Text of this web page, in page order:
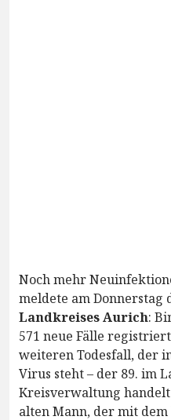
Noch mehr
meldete am Donnerstag
Landkreises Aurich:
571 neue Fälle
weiteren Todesfall, der
Virus steht – der 89. im
Kreisverwaltung handelt
alten Mann, der mit